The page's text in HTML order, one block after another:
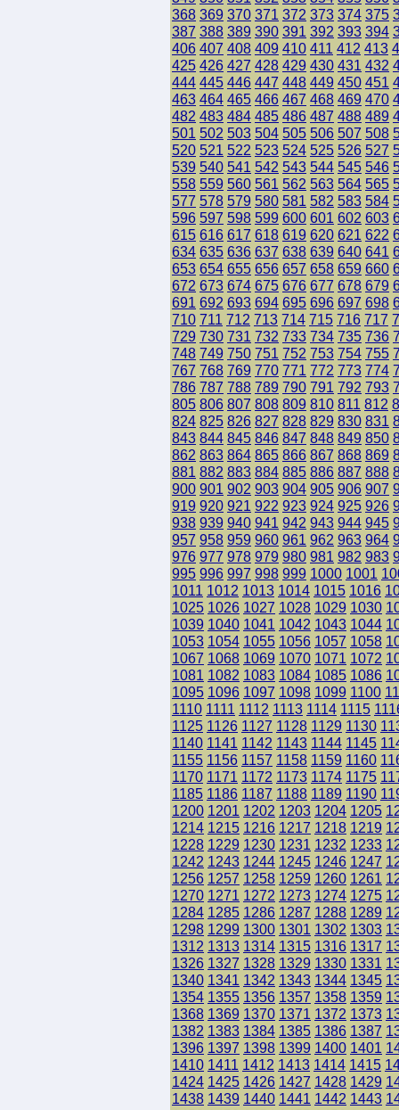
368 369 370 371 372 373 374 375
387 388 389 390 391 392 393 394
406 407 408 409 410 411 412 413
425 426 427 428 429 430 431 432
444 445 446 447 448 449 450 451
463 464 465 466 467 468 469 470
482 483 484 485 486 487 488 489
501 502 503 504 505 506 507 508
520 521 522 523 524 525 526 527
539 540 541 542 543 544 545 546
558 559 560 561 562 563 564 565
577 578 579 580 581 582 583 584
596 597 598 599 600 601 602 603
615 616 617 618 619 620 621 622
634 635 636 637 638 639 640 641
653 654 655 656 657 658 659 660
672 673 674 675 676 677 678 679
691 692 693 694 695 696 697 698
710 711 712 713 714 715 716 717
729 730 731 732 733 734 735 736
748 749 750 751 752 753 754 755
767 768 769 770 771 772 773 774
786 787 788 789 790 791 792 793
805 806 807 808 809 810 811 812
824 825 826 827 828 829 830 831
843 844 845 846 847 848 849 850
862 863 864 865 866 867 868 869
881 882 883 884 885 886 887 888
900 901 902 903 904 905 906 907
919 920 921 922 923 924 925 926
938 939 940 941 942 943 944 945
957 958 959 960 961 962 963 964
976 977 978 979 980 981 982 983
995 996 997 998 999 1000 1001
1011 1012 1013 1014 1015 1016
1025 1026 1027 1028 1029 1030
1039 1040 1041 1042 1043 1044
1053 1054 1055 1056 1057 1058
1067 1068 1069 1070 1071 1072
1081 1082 1083 1084 1085 1086
1095 1096 1097 1098 1099 1100
1110 1111 1112 1113 1114 1115
1125 1126 1127 1128 1129 1130
1140 1141 1142 1143 1144 1145
1155 1156 1157 1158 1159 1160
1170 1171 1172 1173 1174 1175
1185 1186 1187 1188 1189 1190
1200 1201 1202 1203 1204 1205
1214 1215 1216 1217 1218 1219
1228 1229 1230 1231 1232 1233
1242 1243 1244 1245 1246 1247
1256 1257 1258 1259 1260 1261
1270 1271 1272 1273 1274 1275
1284 1285 1286 1287 1288 1289
1298 1299 1300 1301 1302 1303
1312 1313 1314 1315 1316 1317
1326 1327 1328 1329 1330 1331
1340 1341 1342 1343 1344 1345
1354 1355 1356 1357 1358 1359
1368 1369 1370 1371 1372 1373
1382 1383 1384 1385 1386 1387
1396 1397 1398 1399 1400 1401
1410 1411 1412 1413 1414 1415
1424 1425 1426 1427 1428 1429
1438 1439 1440 1441 1442 1443